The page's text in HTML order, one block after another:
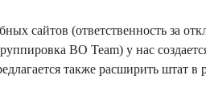
сайтов (ответственность за
BO Team) у нас
также расширить штат в